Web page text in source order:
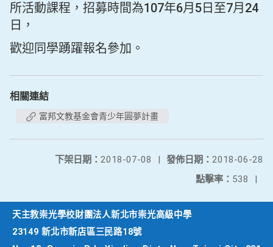
所活動課程，招募時間為107年6月5日至7月24
日，
歡迎同學踴躍報名參加。
相關連結
富邦文教基金會青少年圓夢計畫
發佈日期： 2018-06-28
下架日期： 2018-07-08
|
點擊率： 538 |
天主教崇光學校財團法人新北市崇光高級中學
23149 新北市新店區三民路18號